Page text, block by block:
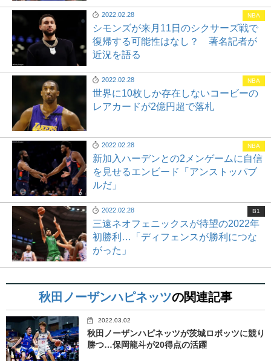
2022.02.28
シモンズが来月11日のシクサーズ戦で
復帰する可能性はなし？ 著名記者が
近況を語る
NBA
2022.02.28
世界に10枚しか存在しないコービーの
レアカードが2億円超で落札
NBA
2022.02.28
新加入ハーデンとの2メンゲームに自信
を見せるエンビード「アンストッパブ
ルだ」
NBA
2022.02.28
三遠ネオフェニックスが待望の2022年
初勝利…「ディフェンスが勝利につな
がった」
B1
秋田ノーザンハピネッツの関連記事
2022.03.02
秋田ノーザンハピネッツが茨城ロボッツに競り
勝つ…保岡龍斗が20得点の活躍